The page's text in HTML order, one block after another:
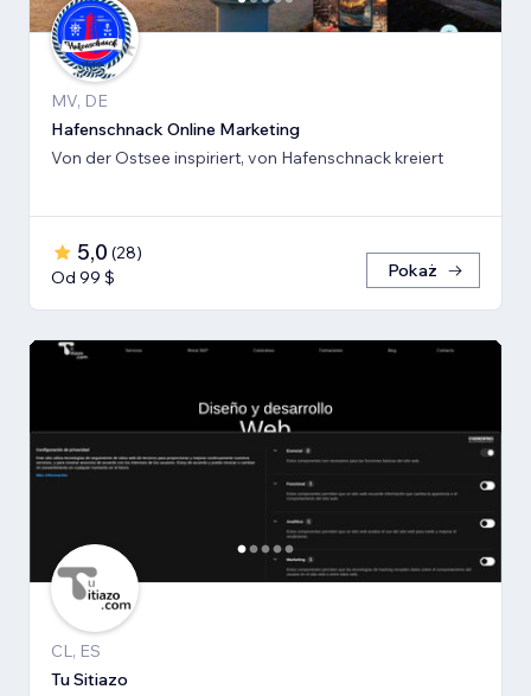
MV, DE
Hafenschnack Online Marketing
Von der Ostsee inspiriert, von Hafenschnack kreiert
5,0 (28)
Od 99 $
Pokaż
CL, ES
Tu Sitiazo